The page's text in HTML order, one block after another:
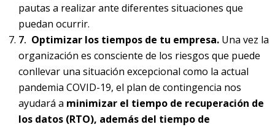
pautas a realizar ante diferentes situaciones que
puedan ocurrir.
Optimizar los tiempos de tu empresa. Una vez la
organización es consciente de los riesgos que puede
conllevar una situación excepcional como la actual
pandemia COVID-19, el plan de contingencia nos
ayudará a minimizar el tiempo de recuperación de
los datos (RTO), además del tiempo de